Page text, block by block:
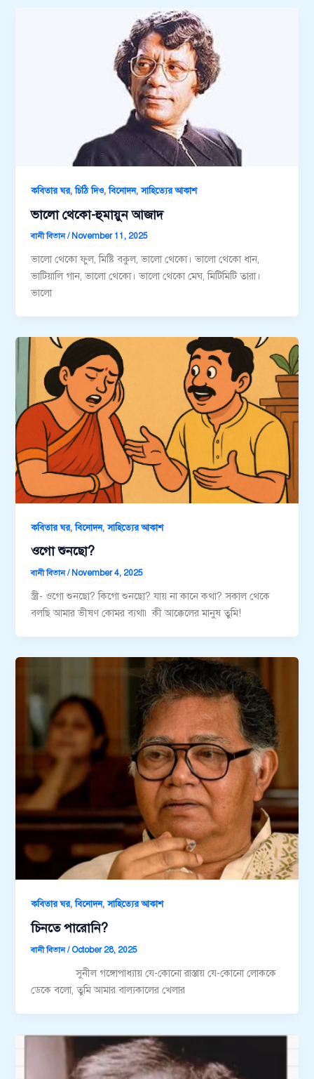
কবিতার ঘর,চিঠি দিও,বিনোদন,সাহিত্যের আকাশ
ভালো থেকো-হুমায়ুন আজাদ
বানী বিতান/ November 11, 2025
ভালো থেকো ফুল, মিষ্টি বকুল, ভালো থেকো। ভালো থেকো ধান,
ভাটিয়ালি গান, ভালো থেকো। ভালো থেকো মেঘ, মিটিমিটি তারা।
ভালো
কবিতার ঘর,বিনোদন,সাহিত্যের আকাশ
ওগো শুনছো?
বানী বিতান/ November 4, 2025
স্ত্রী- ওগো শুনছো? কিগো শুনছো? যায় না কানে কথা? সকাল থেকে
বলছি আমার ভীষণ কোমর ব্যথা৷ কী আক্কেলের মানুষ তুমি!
কবিতার ঘর,বিনোদন,সাহিত্যের আকাশ
চিনতে পারোনি?
বানী বিতান/ October 28, 2025
সুনীল গঙ্গোপাধ্যায় যে-কোনো রাস্তায় যে-কোনো লোককে
ডেকে বলো, তুমি আমার বাল্যকালের খেলার